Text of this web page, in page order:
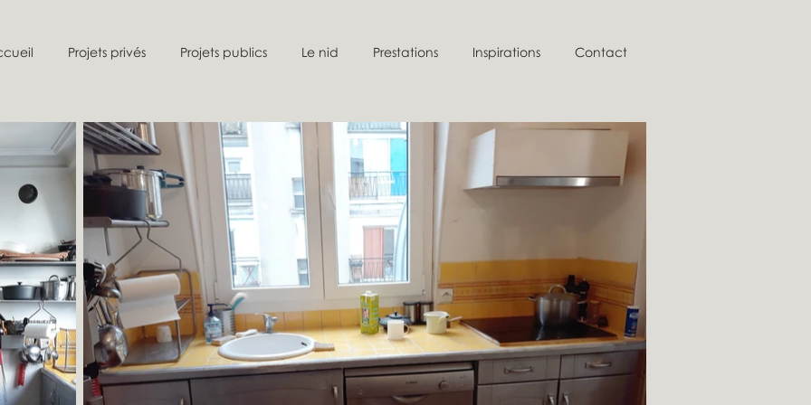
Projets privés Projets publics Le nid Prestations Inspirations Contact